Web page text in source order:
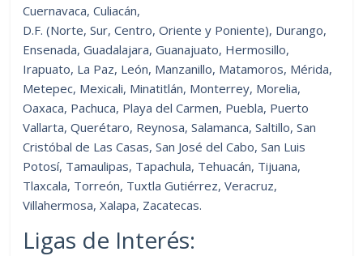
Cuernavaca, Culiacán,
D.F. (Norte, Sur, Centro, Oriente y Poniente), Durango,
Ensenada, Guadalajara, Guanajuato, Hermosillo,
Irapuato, La Paz, León, Manzanillo, Matamoros, Mérida,
Metepec, Mexicali, Minatitlán, Monterrey, Morelia,
Oaxaca, Pachuca, Playa del Carmen, Puebla, Puerto
Vallarta, Querétaro, Reynosa, Salamanca, Saltillo, San
Cristóbal de Las Casas, San José del Cabo, San Luis
Potosí, Tamaulipas, Tapachula, Tehuacán, Tijuana,
Tlaxcala, Torreón, Tuxtla Gutiérrez, Veracruz,
Villahermosa, Xalapa, Zacatecas.
Ligas de Interés: